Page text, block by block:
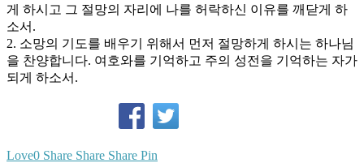
게 하시고 그 절망의 자리에 나를 허락하신 이유를 깨닫게 하
소서.
2. 소망의 기도를 배우기 위해서 먼저 절망하게 하시는 하나님
을 찬양합니다. 여호와를 기억하고 주의 성전을 기억하는 자가
되게 하소서.
Love0 Share Share Share Pin